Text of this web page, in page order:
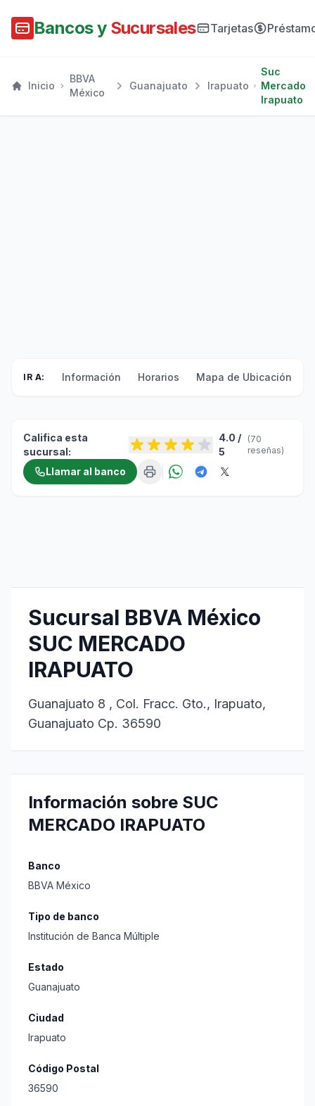
Bancos y Sucursales Tarjetas
Inicio
BBVA
México
Guanajuato Irapuato
Suc
Mercado
Irapuato
IR A: Información Horarios Mapa de Ubicación
Califica esta
sucursal:
4.0 /
5
(70
reseñas)
Llamar al banco
Sucursal BBVA México
SUC MERCADO
IRAPUATO
Guanajuato 8 , Col. Fracc. Gto., Irapuato,
Guanajuato Cp. 36590
Información sobre SUC
MERCADO IRAPUATO
Banco
BBVA México
Tipo de banco
Institución de Banca Múltiple
Estado
Guanajuato
Ciudad
Irapuato
Código Postal
36590